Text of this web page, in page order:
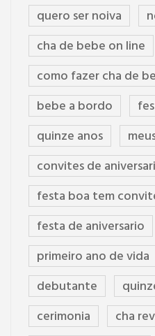
quero ser noiva
cha de bebe on line
como fazer cha de
bebe a bordo
quinze anos
convites de
festa boa tem
festa de aniversario
primeiro ano de vida
debutante
cerimonia
cha